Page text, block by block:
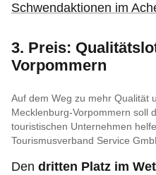
Schwendaktionen im
3. Preis:
Vorpommern
Auf dem Weg zu mehr Qualität
Mecklenburg-Vorpommern soll
touristischen Unternehmen
Tourismusverband Service
Den dritten Platz im